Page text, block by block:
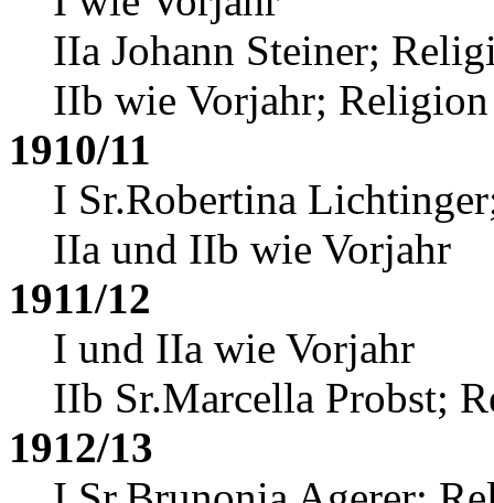
IIa Johann Steiner;
IIb wie Vorjahr;
1910/11
I Sr.Robertina Lichtinger
IIa und IIb wie Vorjahr
1911/12
I und IIa wie Vorjahr
IIb Sr.Marcella Probst;
1912/13